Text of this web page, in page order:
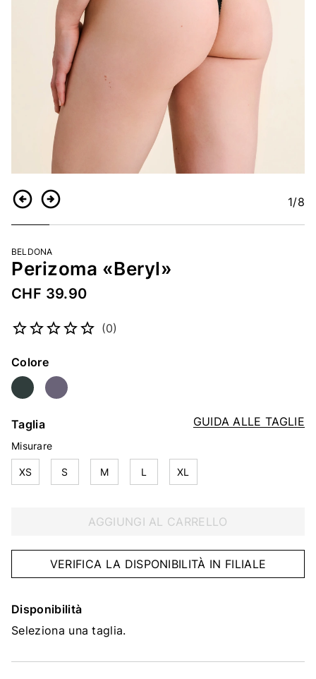
IndietroContinua 1/8
BELDONA
Perizoma «Beryl»
CHF 39.90
(0)
Colore
GUIDA ALLE TAGLIE
Taglia
Misurare
XS S M L XL
AGGIUNGI AL CARRELLO
VERIFICA LA DISPONIBILITÀ IN FILIALE
Disponibilità
Seleziona una taglia.